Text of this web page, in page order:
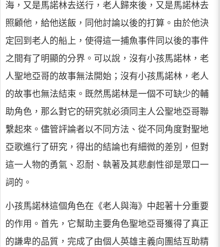
海，又是馬諾林去送行，老人歸來後，又是馬諾林去
照顧他，給他送飯，同他討論以後的打算。由於他決
定回到老人的船上，使得這一捕魚事件同以後的事件
之間有了明顯的分界。可以說，沒有小孩馬諾林，老
人聖地亞哥的故事無法開始；沒有小孩馬諾林，老人
的故事也無法結束。既然馬諾林是一個不可缺少的輔
助角色，那么對它的研究就必須同主人公聖地亞哥聯
繫起來。儘管評論者以不同方法、從不同角度對聖地
亞歌進行了研究，得出的結論也有細微的差別，但對
這一人物的勇氣、忍耐、執著及其悲劇性卻是眾口一
詞的。
小孩馬諾林這個角色在《老人與海》中起著十分重要
的作用。首先，它幫助主要角色聖地亞哥獲得了真正
的謙卑的品質，完成了由個人英雄主義向團結互助精